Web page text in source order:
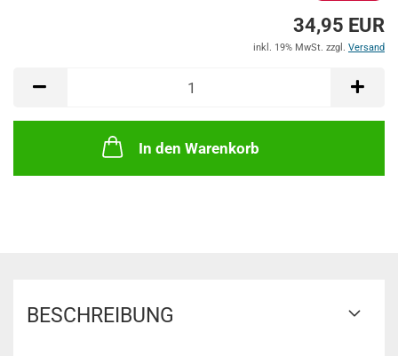
34,95 EUR
inkl. 19% MwSt. zzgl. Versand
In den Warenkorb
BESCHREIBUNG